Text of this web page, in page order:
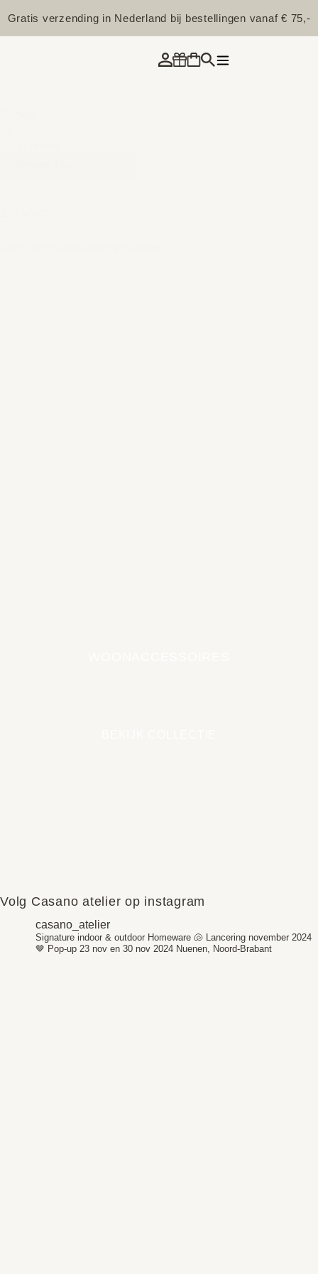
Gratis verzending in Nederland bij bestellingen vanaf € 75,-
Volg Casano atelier op instagram
casano_atelier
Signature indoor & outdoor Homeware 🐚 Lancering november 2024
🤎 Pop-up 23 nov en 30 nov 2024 Nuenen, Noord-Brabant